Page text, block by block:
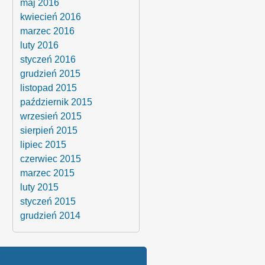
maj 2016
kwiecień 2016
marzec 2016
luty 2016
styczeń 2016
grudzień 2015
listopad 2015
październik 2015
wrzesień 2015
sierpień 2015
lipiec 2015
czerwiec 2015
marzec 2015
luty 2015
styczeń 2015
grudzień 2014